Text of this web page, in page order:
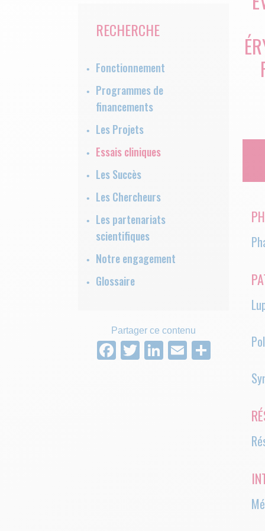
RECHERCHE
Fonctionnement
Programmes de
financements
Les Projets
Essais cliniques
Les Succès
Les Chercheurs
Les partenariats
scientifiques
Notre engagement
Glossaire
Partager ce contenu
Facebook
Twitter
LinkedIn
Email